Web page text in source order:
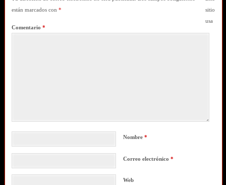
están marcados con *
Comentario *
Nombre *
Correo electrónico *
Web
sitio
usa